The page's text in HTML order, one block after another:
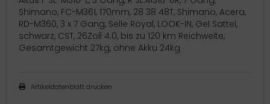
Shimano, FC-M361, 170mm, 28 38 48T, Shimano, Acera,
RD-M360, 3 x 7 Gang, Selle Royal, LOOK-IN, Gel Sattel,
schwarz, CST, 26Zoll 4.0, bis zu 120 km Reichweite,
Gesamtgewicht 27kg, ohne Akku 24kg
Artikeldatenblatt drucken